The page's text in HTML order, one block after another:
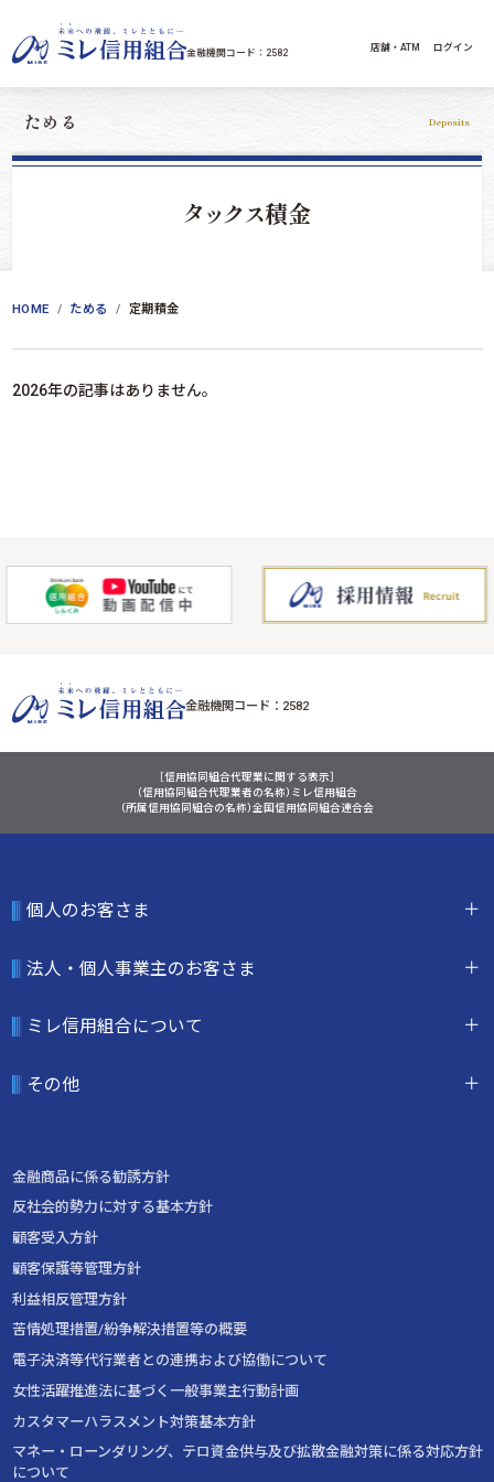
金融機関コード：2582 店舗・ATM ログイン
ためる Deposits
タックス積金
HOME ためる 定期積金
2026年の記事はありません。
金融機関コード：2582
［信用協同組合代理業に関する表示］
（信用協同組合代理業者の名称）ミレ信用組合
（所属信用協同組合の名称）全国信用協同組合連合会
個人のお客さま
法人・個人事業主のお客さま
ミレ信用組合について
その他
金融商品に係る勧誘方針
反社会的勢力に対する基本方針
顧客受入方針
顧客保護等管理方針
利益相反管理方針
苦情処理措置/紛争解決措置等の概要
電子決済等代行業者との連携および協働について
女性活躍推進法に基づく一般事業主行動計画
カスタマーハラスメント対策基本方針
マネー・ローンダリング、テロ資金供与及び拡散金融対策に係る対応方針
について